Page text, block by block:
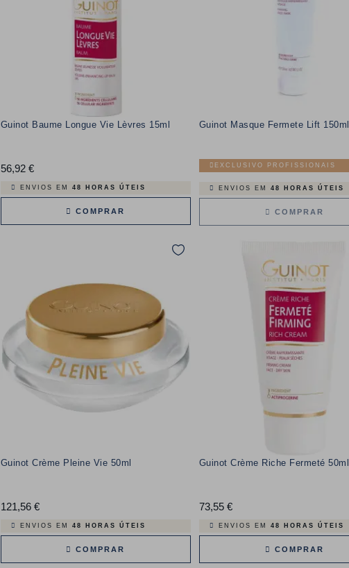
Guinot Baume Longue Vie Lèvres 15ml
56,92 €Preço
ENVIOS EM 48 HORAS ÚTEIS
COMPRAR
Guinot Masque Fermete Lift 150ml
EXCLUSIVO PROFISSIONAIS
ENVIOS EM 48 HORAS ÚTEIS
COMPRAR
Guinot Crème Pleine Vie 50ml
121,56 €Preço
ENVIOS EM 48 HORAS ÚTEIS
COMPRAR
Guinot Crème Riche Fermeté 50ml
73,55 €Preço
ENVIOS EM 48 HORAS ÚTEIS
COMPRAR